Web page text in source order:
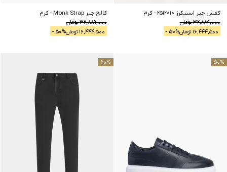
کفش جیر اسنیکرز 2512010 -کرم
32,889,000تومان
16,444,500 تومان 50% -
کالج جیر Monk Strap -کرم
32,889,000تومان
16,444,500 تومان 50% -
50%
60%